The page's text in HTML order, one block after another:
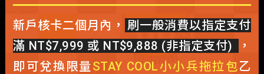
新戶核卡二個月內， 刷一般消費以指定支付
滿 NT$7,999 或 NT$9,888 (非指定支付)
，
即可兌換限量STAY COOL小小兵拖拉包乙